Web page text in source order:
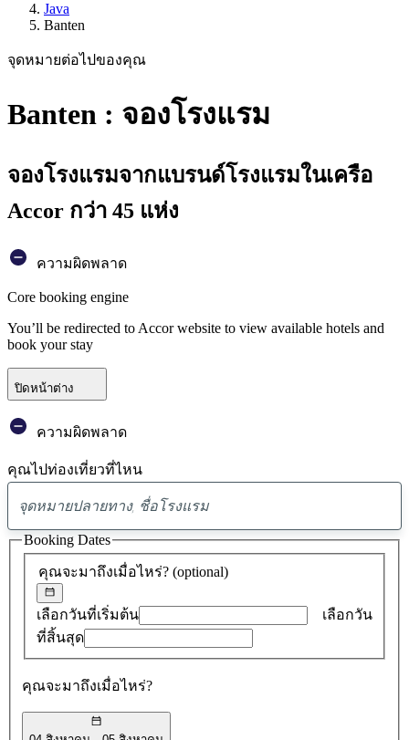
Java
Banten
จุดหมายต่อไปของคุณ
Banten : จองโรงแรม
จองโรงแรมจากแบรนด์โรงแรมในเครือ
Accor กว่า 45 แห่ง
ความผิดพลาด
Core booking engine
You’ll be redirected to Accor website to view available hotels and
book your stay
ปิดหน้าต่าง
ความผิดพลาด
คุณไปท่องเที่ยวที่ไหน
พบ
ข้อ
เสนอ
0
คุณจะมาถึงเมื่อไหร่? (optional)
เลือกวันที่เริ่มต้น
เลือกวัน
ที่สิ้นสุด
คุณจะมาถึงเมื่อไหร่?
Booking Dates